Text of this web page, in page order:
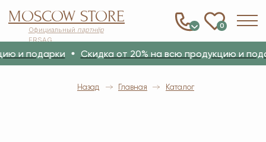
и подарки Скидка от 20% на всю продукцию и
MOSCOW STORE
Официальныйпартнёр
ERSAG
Назад Главная Каталог